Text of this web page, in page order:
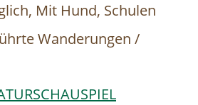
Mit Hund, Schulen
Wanderungen /